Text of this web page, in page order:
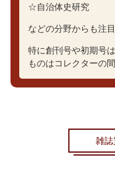
☆自治体史研究
などの分野からも注
特に創刊号や初期号
ものはコレクターの
雑誌